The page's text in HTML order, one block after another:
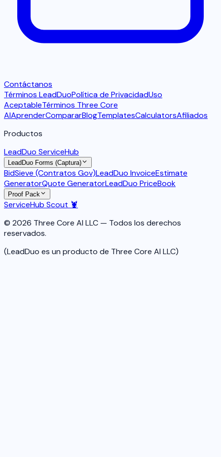
Contáctanos
Términos LeadDuoPolítica de PrivacidadUso
AceptableTérminos Three Core
AIAprenderCompararBlogTemplatesCalculatorsAfiliados
Productos
LeadDuo ServiceHub
LeadDuo Forms (Captura)
BidSieve (Contratos Gov)LeadDuo InvoiceEstimate
GeneratorQuote GeneratorLeadDuo PriceBook
Proof Pack
ServiceHub Scout 🦞
© 2026 Three Core AI LLC — Todos los derechos
reservados.
(LeadDuo es un producto de Three Core AI LLC)